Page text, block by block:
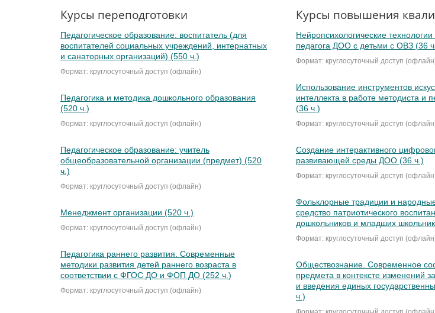
Курсы переподготовки
Педагогическое образование: воспитатель (для
воспитателей социальных учреждений, интернатных
и санаторных организаций) (550 ч.)
Формат: круглосуточный доступ (офлайн)
Педагогика и методика дошкольного образования
(520 ч.)
Формат: круглосуточный доступ (офлайн)
Педагогическое образование: учитель
общеобразовательной организации (предмет) (520
ч.)
Формат: круглосуточный доступ (офлайн)
Менеджмент организации (520 ч.)
Формат: круглосуточный доступ (офлайн)
Педагогика раннего развития. Современные
методики развития детей раннего возраста в
соответствии с ФГОС ДО и ФОП ДО (252 ч.)
Формат: круглосуточный доступ (офлайн)
Курсы повышения
Нейропсихологические технологии
педагога ДОО с детьми с ОВЗ (36
Формат: круглосуточный доступ
Использование инструментов
интеллекта в работе методиста и
(36 ч.)
Формат: круглосуточный доступ
Создание интерактивного
развивающей среды ДОО (36 ч.)
Формат: круглосуточный доступ
Фольклорные традиции и
средство патриотического
дошкольников и младших
Формат: круглосуточный доступ
Обществознание. Современное
предмета в контексте изменений
и введения единых
ч.)